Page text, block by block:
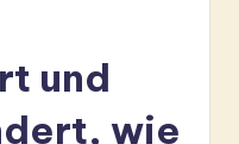
und
wie